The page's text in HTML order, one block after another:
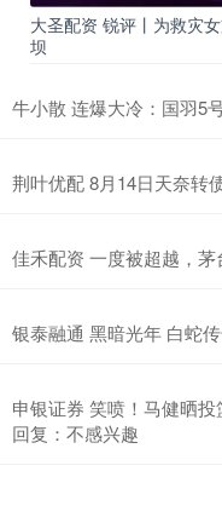
大圣配资 锐评丨为救灾
坝
牛小散 连爆大冷：国羽5
荆叶优配 8月14日天奈转
佳禾配资 一度被超越，茅
银泰融通 黑暗光年 白蛇
申银证券 笑喷！马健晒
回复：不感兴趣